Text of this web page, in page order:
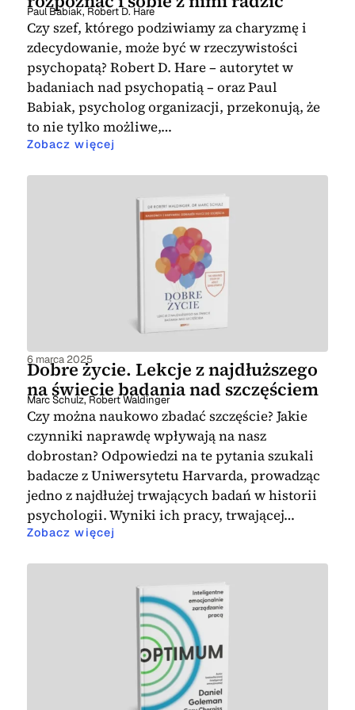
doskonałe wsparcie merytoryczne dla
wszystkich doradców klienta.
psychologii biznesu to lektury
obowiązkowe dla wszystkich osób
dążących do samodoskonalenia,
nieustannego rozwoju oraz motywowania
i inspirowania siebie i innych.
w naszym sklepie internetowym
books4business.pl.
Paul Babiak,Robert D. Hare
Czy szef, którego podziwiamy za charyzmę i
zdecydowanie, może być w rzeczywistości
psychopatą? Robert D. Hare – autorytet w
badaniach nad psychopatią – oraz Paul
Babiak, psycholog organizacji, przekonują, że
to nie tylko możliwe,…
Zobacz więcej
6 marca 2025
Dobre życie. Lekcje z najdłuższego
na świecie badania nad szczęściem
Marc Schulz,Robert Waldinger
Czy można naukowo zbadać szczęście? Jakie
czynniki naprawdę wpływają na nasz
dobrostan? Odpowiedzi na te pytania szukali
badacze z Uniwersytetu Harvarda, prowadząc
jedno z najdłużej trwających badań w historii
psychologii. Wyniki ich pracy, trwającej…
Zobacz więcej